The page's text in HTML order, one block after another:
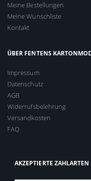
Meine Bestellungen
Meine Wunschliste
Kontakt
ÜBER FENTENS
Impressum
Datenschutz
AGB
Widerrufsbelehrung
Versandkosten
FAQ
AKZEPTIERTE ZAHLARTEN